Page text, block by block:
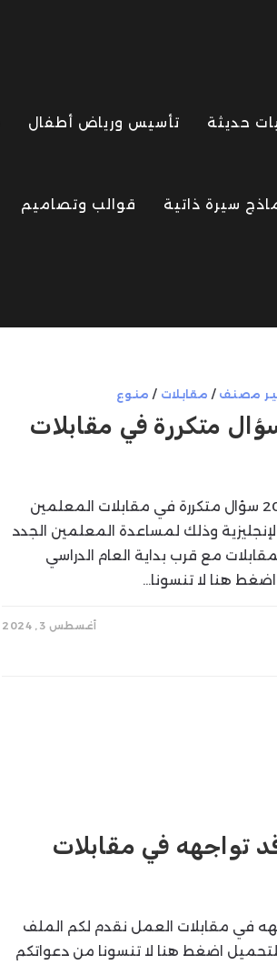
حديثة تأسيس ورياض أطفال
سيرة ذاتية قوالب وتصاميم
مصنف / مقابلات / منوع
20 سؤال متكررة في مقابلات
نقدم لكم أشهر 20 سؤال متكررة في مقابلات المعلمين
وذلك لمساعدة المعلمين الجدد
مع قرب بداية العام الدراسي
هنا لا تنسونا…
أغسطس 3, 2024
قد تواجهه في مقابلات
في مقابلات العمل نقدم لكم الملف
اضغط هنا لا تنسونا من دعواتكم